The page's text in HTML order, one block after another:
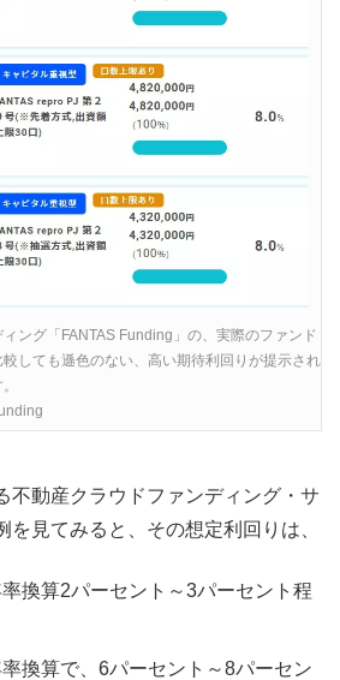
ング「FANTAS Funding」の、実際のファンド
しても遜色のない、高い期待利回りが提示され
不動産クラウドファンディング・サ
を見てみると、その想定利回りは、
換算2パーセント～3パーセント程
換算で、6パーセント～8パーセン